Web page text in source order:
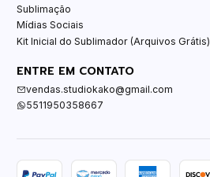
Sublimação
Mídias Sociais
Kit Inicial do Sublimador (Arquivos Grátis)
ENTRE EM CONTATO
vendas.studiokako@gmail.com
5511950358667